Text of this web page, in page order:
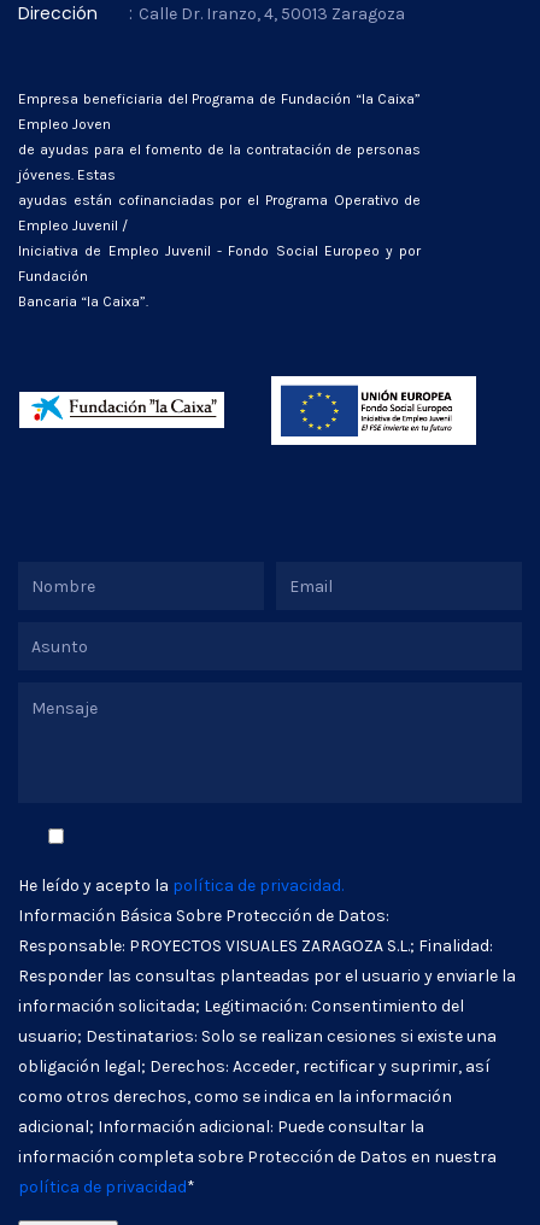
Dirección : Calle Dr. Iranzo, 4, 50013 Zaragoza
Empresa beneficiaria del Programa de Fundación “la Caixa”
Empleo Joven
de ayudas para el fomento de la contratación de personas
jóvenes. Estas
ayudas están cofinanciadas por el Programa Operativo de
Empleo Juvenil /
Iniciativa de Empleo Juvenil - Fondo Social Europeo y por
Fundación
Bancaria “la Caixa”.
He leído y acepto la política de privacidad.
Información Básica Sobre Protección de Datos:
Responsable: PROYECTOS VISUALES ZARAGOZA S.L.; Finalidad:
Responder las consultas planteadas por el usuario y enviarle la
información solicitada; Legitimación: Consentimiento del
usuario; Destinatarios: Solo se realizan cesiones si existe una
obligación legal; Derechos: Acceder, rectificar y suprimir, así
como otros derechos, como se indica en la información
adicional; Información adicional: Puede consultar la
información completa sobre Protección de Datos en nuestra
política de privacidad*